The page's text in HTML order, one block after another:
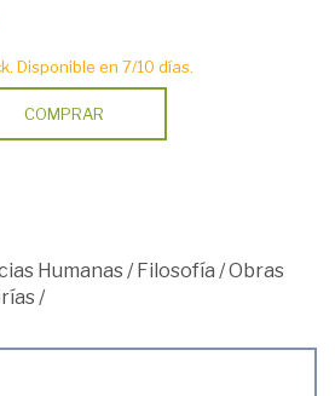
Disponible en 7/10 días.
COMPRAR
Humanas/ Filosofía /Obras
/